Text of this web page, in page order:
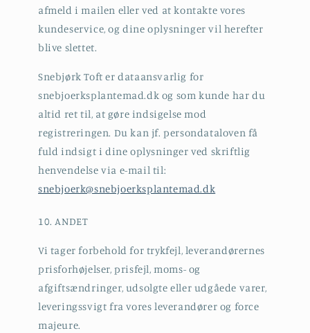
afmeld i mailen eller ved at kontakte vores
kundeservice, og dine oplysninger vil herefter
blive slettet.
Snebjørk Toft er dataansvarlig for
snebjoerksplantemad.dk og som kunde har du
altid ret til, at gøre indsigelse mod
registreringen. Du kan jf. persondataloven få
fuld indsigt i dine oplysninger ved skriftlig
henvendelse via e-mail til:
snebjoerk@snebjoerksplantemad.dk
10. ANDET
Vi tager forbehold for trykfejl, leverandørernes
prisforhøjelser, prisfejl, moms- og
afgiftsændringer, udsolgte eller udgåede varer,
leveringssvigt fra vores leverandører og force
majeure.